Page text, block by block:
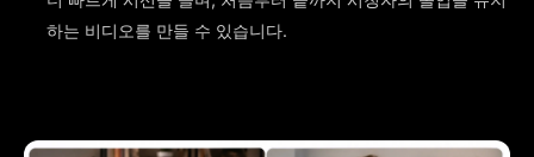
하는 비디오를 만들 수 있습니다.